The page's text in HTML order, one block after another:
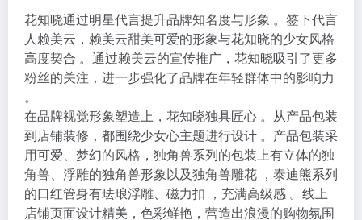
花知晓通过明星代言提升品牌知名度与形象 。签下代言
人赖美云，赖美云甜美可爱的形象与花知晓的少女风格
高度契合 。通过赖美云的宣传推广，花知晓吸引了更多
粉丝的关注，进一步强化了品牌在年轻群体中的影响力
。
在品牌视觉形象塑造上，花知晓独具匠心 。从产品包装
到店铺装修，都围绕少女心主题进行设计 。产品包装采
用可爱、梦幻的风格，独角兽系列的包装上有立体的独
角兽、浮雕的独角兽形象以及独角兽雕花 ，泰迪熊系列
的口红管身有珐琅浮雕、磁力扣 ，充满高级感 。线上
店铺页面设计精美，色彩鲜艳，营造出浪漫的购物氛围